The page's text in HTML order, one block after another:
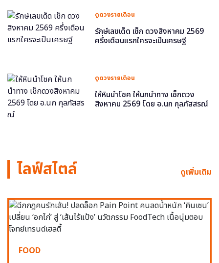
ดูดวงรายเดือน
รักษ์เลขเด็ด เช็ก ดวงสิงหาคม 2569
ครึ่งเดือนแรกใครจะเป็นเศรษฐี
ดูดวงรายเดือน
ให้หินนำโชค ให้นกนำทาง เช็กดวง
สิงหาคม 2569 โดย อ.นก กุลภัสสรณ์
ไลฟ์สไตล์ ดูเพิ่มเติม
FOOD